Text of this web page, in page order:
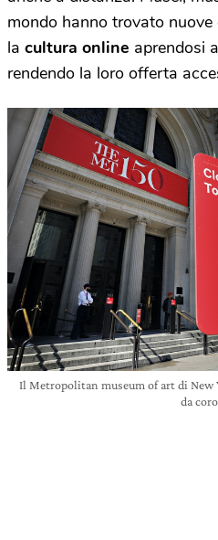
mondo hanno trovato
la cultura online aprendosi
rendendo la loro offerta
Il Metropolitan museum of art di New
da